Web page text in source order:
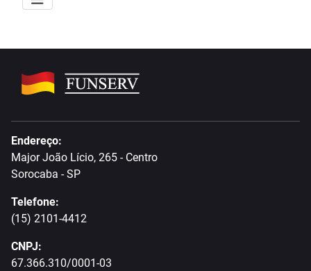
Endereço:
Major João Lício, 265 - Centro
Sorocaba - SP
Telefone:
(15) 2101-4412
CNPJ:
67.366.310/0001-03